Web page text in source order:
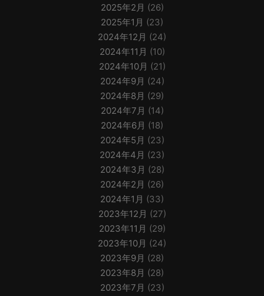
2025年2月 (26)
2025年1月 (23)
2024年12月 (24)
2024年11月 (10)
2024年10月 (21)
2024年9月 (24)
2024年8月 (29)
2024年7月 (14)
2024年6月 (18)
2024年5月 (23)
2024年4月 (23)
2024年3月 (28)
2024年2月 (26)
2024年1月 (33)
2023年12月 (27)
2023年11月 (29)
2023年10月 (24)
2023年9月 (28)
2023年8月 (28)
2023年7月 (23)